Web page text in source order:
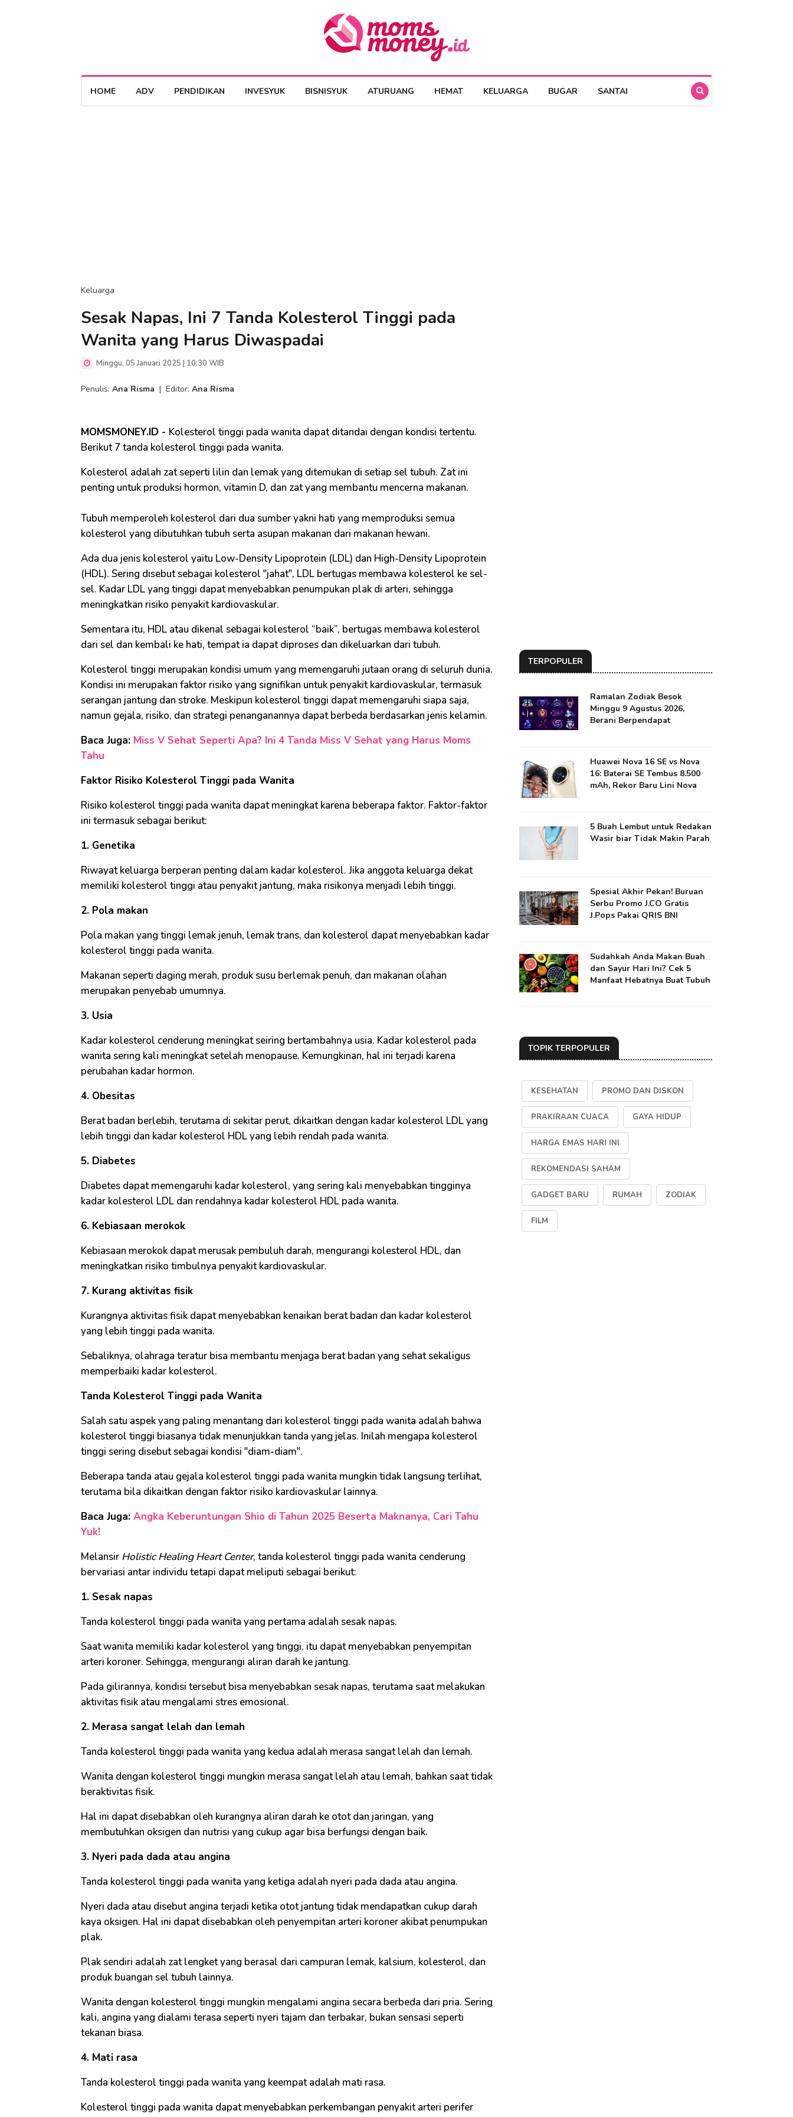
HOME ADV PENDIDIKAN INVESYUK BISNISYUK ATURUANG HEMAT KELUARGA BUGAR SANTAI
Keluarga
Sesak Napas, Ini 7 Tanda Kolesterol Tinggi pada
Wanita yang Harus Diwaspadai
Minggu, 05 Januari 2025 | 10:30 WIB
Penulis: Ana Risma | Editor: Ana Risma
MOMSMONEY.ID - Kolesterol tinggi pada wanita dapat ditandai dengan kondisi tertentu.
Berikut 7 tanda kolesterol tinggi pada wanita.
Kolesterol adalah zat seperti lilin dan lemak yang ditemukan di setiap sel tubuh. Zat ini
penting untuk produksi hormon, vitamin D, dan zat yang membantu mencerna makanan.
Tubuh memperoleh kolesterol dari dua sumber yakni hati yang memproduksi semua
kolesterol yang dibutuhkan tubuh serta asupan makanan dari makanan hewani.
Ada dua jenis kolesterol yaitu Low-Density Lipoprotein (LDL) dan High-Density Lipoprotein
(HDL). Sering disebut sebagai kolesterol "jahat", LDL bertugas membawa kolesterol ke sel-
sel. Kadar LDL yang tinggi dapat menyebabkan penumpukan plak di arteri, sehingga
meningkatkan risiko penyakit kardiovaskular.
Sementara itu, HDL atau dikenal sebagai kolesterol “baik”, bertugas membawa kolesterol
dari sel dan kembali ke hati, tempat ia dapat diproses dan dikeluarkan dari tubuh.
Kolesterol tinggi merupakan kondisi umum yang memengaruhi jutaan orang di seluruh dunia.
Kondisi ini merupakan faktor risiko yang signifikan untuk penyakit kardiovaskular, termasuk
serangan jantung dan stroke. Meskipun kolesterol tinggi dapat memengaruhi siapa saja,
namun gejala, risiko, dan strategi penanganannya dapat berbeda berdasarkan jenis kelamin.
Baca Juga: Miss V Sehat Seperti Apa? Ini 4 Tanda Miss V Sehat yang Harus Moms
Tahu
Faktor Risiko Kolesterol Tinggi pada Wanita
Risiko kolesterol tinggi pada wanita dapat meningkat karena beberapa faktor. Faktor-faktor
ini termasuk sebagai berikut:
1. Genetika
Riwayat keluarga berperan penting dalam kadar kolesterol. Jika anggota keluarga dekat
memiliki kolesterol tinggi atau penyakit jantung, maka risikonya menjadi lebih tinggi.
2. Pola makan
Pola makan yang tinggi lemak jenuh, lemak trans, dan kolesterol dapat menyebabkan kadar
kolesterol tinggi pada wanita.
Makanan seperti daging merah, produk susu berlemak penuh, dan makanan olahan
merupakan penyebab umumnya.
3. Usia
Kadar kolesterol cenderung meningkat seiring bertambahnya usia. Kadar kolesterol pada
wanita sering kali meningkat setelah menopause. Kemungkinan, hal ini terjadi karena
perubahan kadar hormon.
4. Obesitas
Berat badan berlebih, terutama di sekitar perut, dikaitkan dengan kadar kolesterol LDL yang
lebih tinggi dan kadar kolesterol HDL yang lebih rendah pada wanita.
5. Diabetes
Diabetes dapat memengaruhi kadar kolesterol, yang sering kali menyebabkan tingginya
kadar kolesterol LDL dan rendahnya kadar kolesterol HDL pada wanita.
6. Kebiasaan merokok
Kebiasaan merokok dapat merusak pembuluh darah, mengurangi kolesterol HDL, dan
meningkatkan risiko timbulnya penyakit kardiovaskular.
7. Kurang aktivitas fisik
Kurangnya aktivitas fisik dapat menyebabkan kenaikan berat badan dan kadar kolesterol
yang lebih tinggi pada wanita.
Sebaliknya, olahraga teratur bisa membantu menjaga berat badan yang sehat sekaligus
memperbaiki kadar kolesterol.
Tanda Kolesterol Tinggi pada Wanita
Salah satu aspek yang paling menantang dari kolesterol tinggi pada wanita adalah bahwa
kolesterol tinggi biasanya tidak menunjukkan tanda yang jelas. Inilah mengapa kolesterol
tinggi sering disebut sebagai kondisi "diam-diam".
Beberapa tanda atau gejala kolesterol tinggi pada wanita mungkin tidak langsung terlihat,
terutama bila dikaitkan dengan faktor risiko kardiovaskular lainnya.
Baca Juga: Angka Keberuntungan Shio di Tahun 2025 Beserta Maknanya, Cari Tahu
Yuk!
Melansir Holistic Healing Heart Center, tanda kolesterol tinggi pada wanita cenderung
bervariasi antar individu tetapi dapat meliputi sebagai berikut:
1. Sesak napas
Tanda kolesterol tinggi pada wanita yang pertama adalah sesak napas.
Saat wanita memiliki kadar kolesterol yang tinggi, itu dapat menyebabkan penyempitan
arteri koroner. Sehingga, mengurangi aliran darah ke jantung.
Pada gilirannya, kondisi tersebut bisa menyebabkan sesak napas, terutama saat melakukan
aktivitas fisik atau mengalami stres emosional.
2. Merasa sangat lelah dan lemah
Tanda kolesterol tinggi pada wanita yang kedua adalah merasa sangat lelah dan lemah.
Wanita dengan kolesterol tinggi mungkin merasa sangat lelah atau lemah, bahkan saat tidak
beraktivitas fisik.
Hal ini dapat disebabkan oleh kurangnya aliran darah ke otot dan jaringan, yang
membutuhkan oksigen dan nutrisi yang cukup agar bisa berfungsi dengan baik.
3. Nyeri pada dada atau angina
Tanda kolesterol tinggi pada wanita yang ketiga adalah nyeri pada dada atau angina.
Nyeri dada atau disebut angina terjadi ketika otot jantung tidak mendapatkan cukup darah
kaya oksigen. Hal ini dapat disebabkan oleh penyempitan arteri koroner akibat penumpukan
plak.
Plak sendiri adalah zat lengket yang berasal dari campuran lemak, kalsium, kolesterol, dan
produk buangan sel tubuh lainnya.
Wanita dengan kolesterol tinggi mungkin mengalami angina secara berbeda dari pria. Sering
kali, angina yang dialami terasa seperti nyeri tajam dan terbakar, bukan sensasi seperti
tekanan biasa.
4. Mati rasa
Tanda kolesterol tinggi pada wanita yang keempat adalah mati rasa.
Kolesterol tinggi pada wanita dapat menyebabkan perkembangan penyakit arteri perifer
TERPOPULER
Ramalan Zodiak Besok
Minggu 9 Agustus 2026,
Berani Berpendapat
Huawei Nova 16 SE vs Nova
16: Baterai SE Tembus 8.500
mAh, Rekor Baru Lini Nova
5 Buah Lembut untuk Redakan
Wasir biar Tidak Makin Parah
Spesial Akhir Pekan! Buruan
Serbu Promo J.CO Gratis
J.Pops Pakai QRIS BNI
Sudahkah Anda Makan Buah
dan Sayur Hari Ini? Cek 5
Manfaat Hebatnya Buat Tubuh
TOPIK TERPOPULER
KESEHATAN PROMO DAN DISKON
PRAKIRAAN CUACA GAYA HIDUP
HARGA EMAS HARI INI
REKOMENDASI SAHAM
GADGET BARU RUMAH ZODIAK
FILM